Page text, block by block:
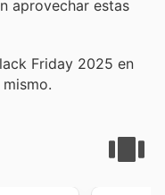
aprovechar estas
Friday 2025 en